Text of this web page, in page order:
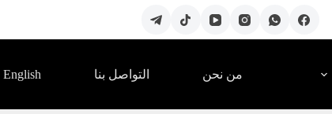
من نحن التواصل بنا English